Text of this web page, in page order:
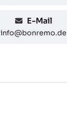
E-Mail
info@bonremo.de